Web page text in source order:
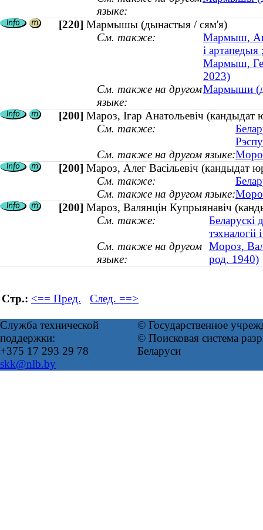
языке:
[220] Мармышы (дынастыя / сям'я)
См. также:
Мармыш,
і
Мармыш,
2023)
См. также на другом
языке:
Мармыши
[200] Мароз, Ігар Анатольевіч
См. также:
См. также на другом языке:
[200] Мароз, Алег Васільевіч (кандыдат
См. также:
См. также на другом языке:
[200] Мароз, Валянцін Купрыянавіч
См. также:
Беларускі
тэхналогіі
См. также на другом
языке:
Мороз,
род. 1940)
Стр.: <== Пред. След. ==>
Служба технической
поддержки:
+375 17 293 29 78
skk@nlb.by
© Государственное
© Поисковая система
Беларуси